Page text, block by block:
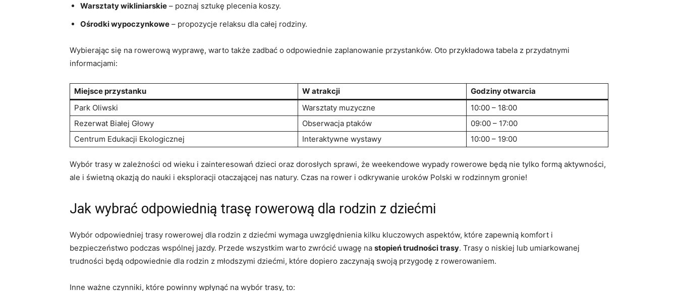
Warsztaty wikliniarskie – poznaj sztukę plecenia koszy.
Ośrodki wypoczynkowe – propozycje relaksu dla całej rodziny.
Wybierając się na rowerową wyprawę, warto także zadbać o odpowiednie zaplanowanie przystanków. Oto przykładowa tabela z przydatnymi
informacjami:
Miejsce przystanku W atrakcji
Godziny otwarcia
Park Oliwski
Warsztaty muzyczne
10:00 – 18:00
Rezerwat Białej Głowy
Obserwacja ptaków
09:00 – 17:00
Centrum Edukacji Ekologicznej
Interaktywne wystawy 10:00 – 19:00
Wybór trasy w zależności od wieku i zainteresowań dzieci oraz dorosłych sprawi, że weekendowe wypady rowerowe będą nie tylko formą aktywności,
ale i świetną okazją do nauki i eksploracji otaczającej nas natury. Czas na rower i odkrywanie uroków Polski w rodzinnym gronie!
Jak wybrać odpowiednią trasę rowerową dla rodzin z dziećmi
Wybór odpowiedniej trasy rowerowej dla rodzin z dziećmi wymaga uwzględnienia kilku kluczowych aspektów, które zapewnią komfort i
bezpieczeństwo podczas wspólnej jazdy. Przede wszystkim warto zwrócić uwagę na stopień trudności trasy. Trasy o niskiej lub umiarkowanej
trudności będą odpowiednie dla rodzin z młodszymi dziećmi, które dopiero zaczynają swoją przygodę z rowerowaniem.
Inne ważne czynniki, które powinny wpłynąć na wybór trasy, to: